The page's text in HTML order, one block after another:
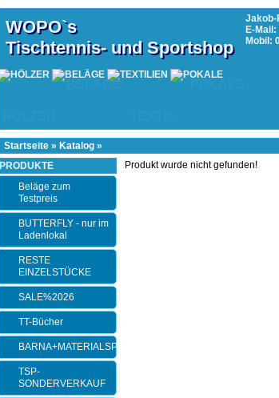
WOPO`s
Tischtennis- und Sportshop
Jakob-
E-
Mobil:
BELÄGE
Startseite » Katalog »
Produkt wurde nicht gefunden!
PRODUKTE
Beläge zum
Testpreis
BUTTERFLY - nur im
Ladenlokal
RESTE
EINZELSTÜCKE
SALE%2026
TT-Bücher
BARNA+MATERIALSPEZI
TSP-
SONDERVERKAUF